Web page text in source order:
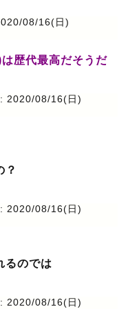
08/16(日)
歴代最高だそうだ
: 2020/08/16(日)
？
: 2020/08/16(日)
るのでは
: 2020/08/16(日)